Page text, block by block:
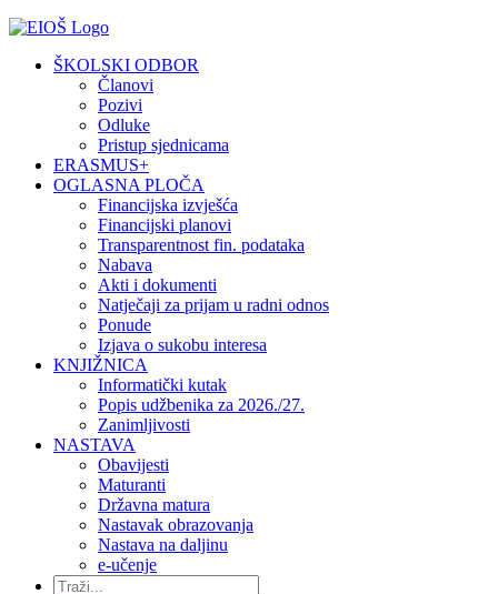
Facebook
YouTube
X
Pinterest
ŠKOLSKI ODBOR
Članovi
Pozivi
Odluke
Pristup sjednicama
ERASMUS+
OGLASNA PLOČA
Financijska izvješća
Financijski planovi
Transparentnost fin. podataka
Nabava
Akti i dokumenti
Natječaji za prijam u radni odnos
Ponude
Izjava o sukobu interesa
KNJIŽNICA
Informatički kutak
Popis udžbenika za 2026./27.
Zanimljivosti
NASTAVA
Obavijesti
Maturanti
Državna matura
Nastavak obrazovanja
Nastava na daljinu
e-učenje
Traži...